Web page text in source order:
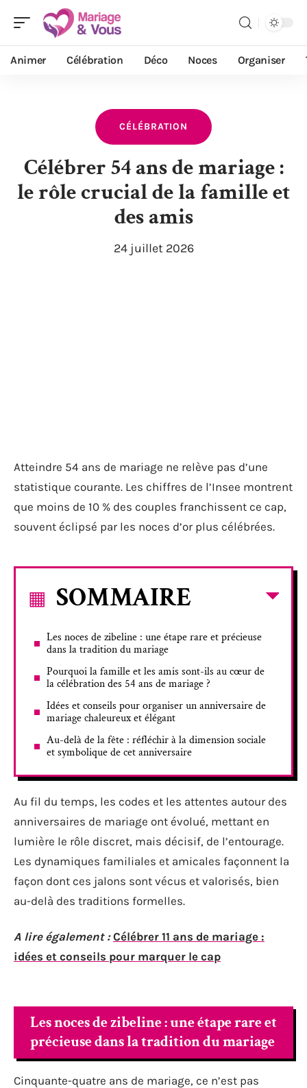
Animer Célébration Déco Noces Organiser
CÉLÉBRATION
Célébrer 54 ans de mariage :
le rôle crucial de la famille et
des amis
24 juillet 2026
Atteindre 54 ans de mariage ne relève pas d’une
statistique courante. Les chiffres de l’Insee montrent
que moins de 10 % des couples franchissent ce cap,
souvent éclipsé par les noces d’or plus célébrées.
SOMMAIRE
Les noces de zibeline : une étape rare et précieuse
dans la tradition du mariage
Pourquoi la famille et les amis sont-ils au cœur de
la célébration des 54 ans de mariage ?
Idées et conseils pour organiser un anniversaire de
mariage chaleureux et élégant
Au-delà de la fête : réfléchir à la dimension sociale
et symbolique de cet anniversaire
Au fil du temps, les codes et les attentes autour des
anniversaires de mariage ont évolué, mettant en
lumière le rôle discret, mais décisif, de l’entourage.
Les dynamiques familiales et amicales façonnent la
façon dont ces jalons sont vécus et valorisés, bien
au-delà des traditions formelles.
A lire également : Célébrer 11 ans de mariage :
idées et conseils pour marquer le cap
Les noces de zibeline : une étape rare et
précieuse dans la tradition du mariage
Cinquante-quatre ans de mariage, ce n’est pas